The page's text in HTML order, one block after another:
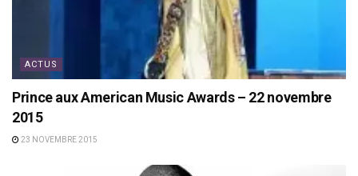
ACTUS
Prince aux American Music Awards – 22 novembre
2015
23 NOVEMBRE 2015